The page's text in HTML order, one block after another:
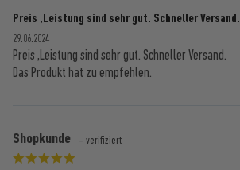
Preis ,Leistung sind sehr gut. Schneller Versand.
29.06.2024
Preis ,Leistung sind sehr gut. Schneller Versand.
Das Produkt hat zu empfehlen.
Shopkunde - verifiziert